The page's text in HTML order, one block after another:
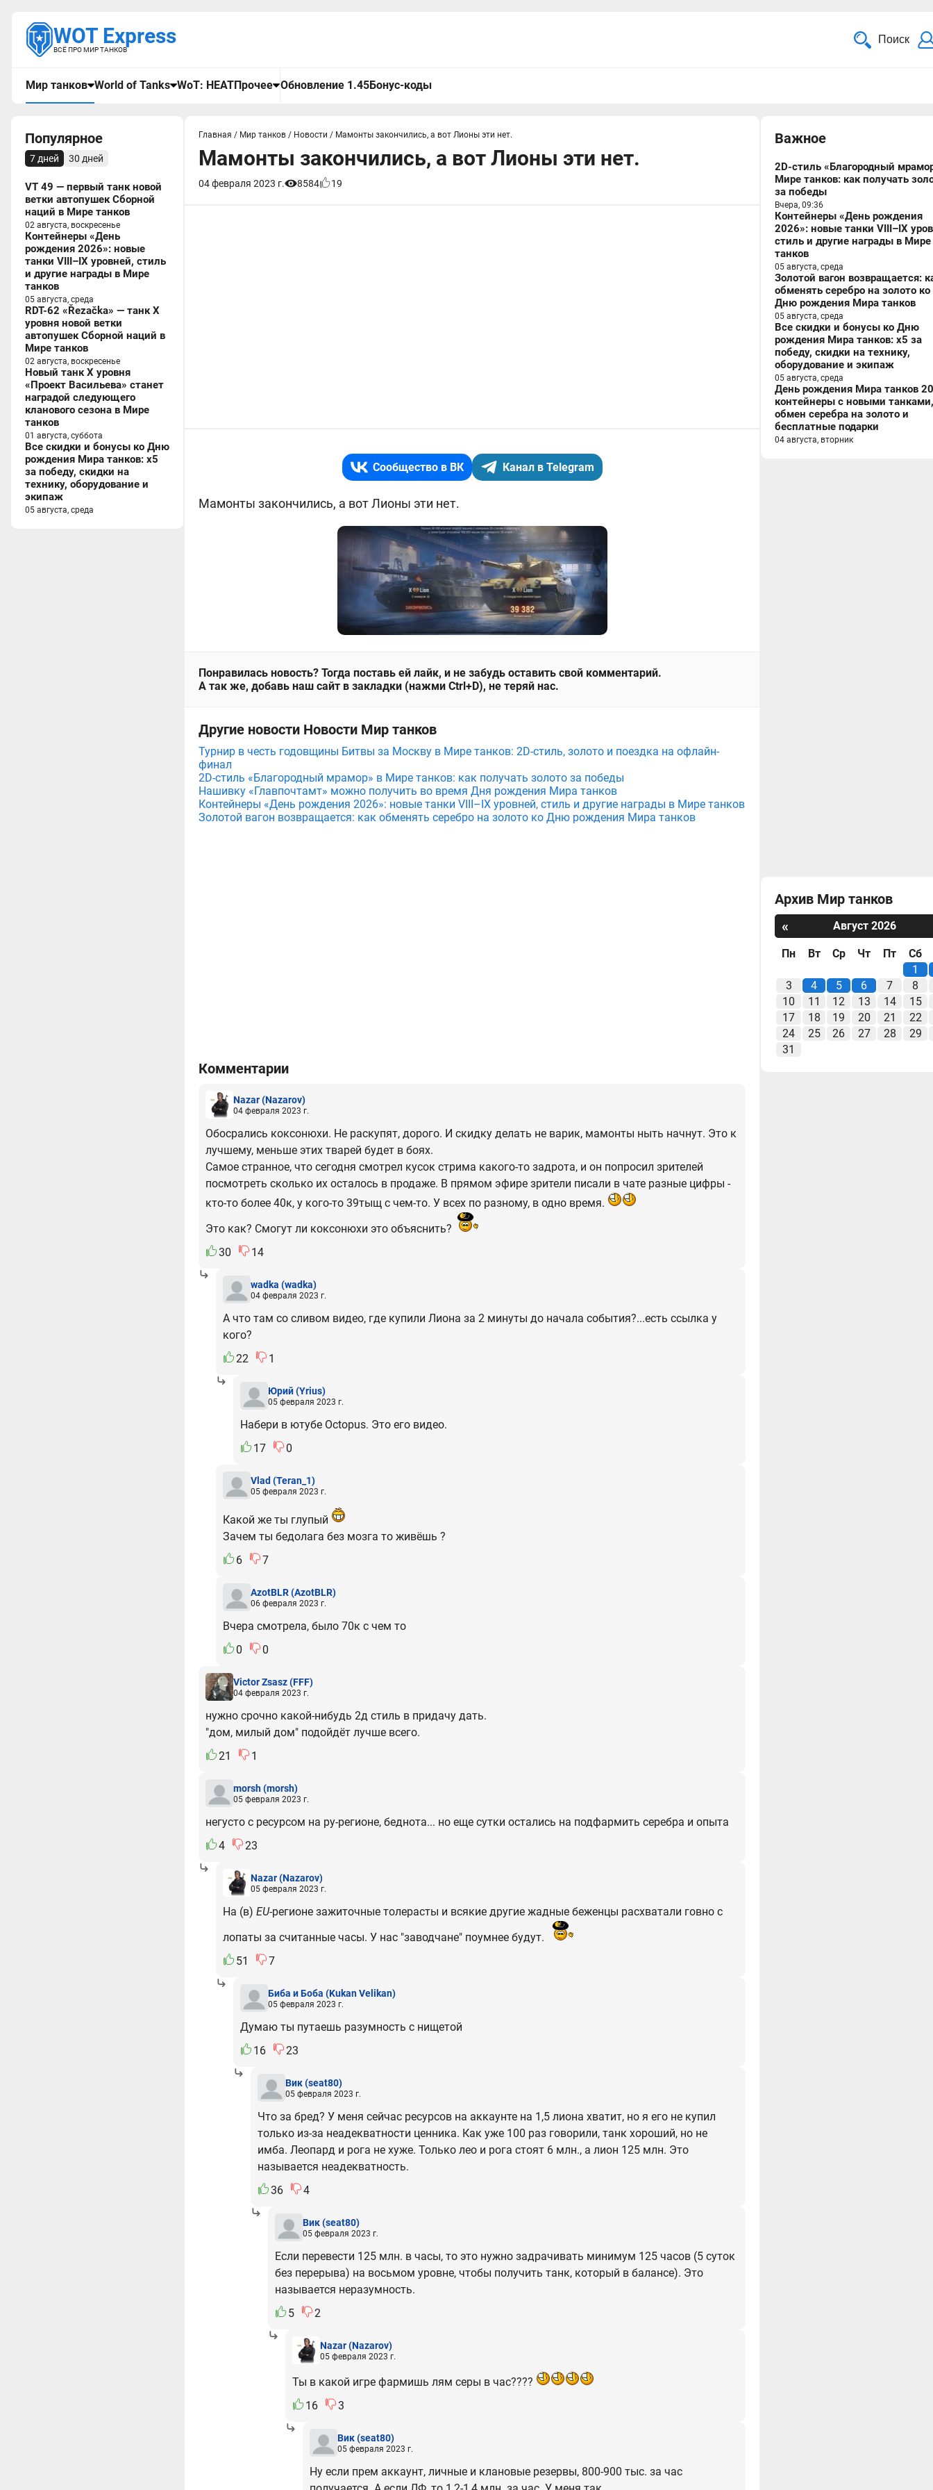
WOT Express
ВСЁ ПРО МИР ТАНКОВ
Поиск
Мир танков World of Tanks WoT: HEATПрочее Обновление 1.45Бонус-коды
Популярное
7 дней 30 дней
VT 49 — первый танк новой
ветки автопушек Сборной
наций в Мире танков
02 августа, воскресенье
Контейнеры «День
рождения 2026»: новые
танки VIII–IX уровней, стиль
и другие награды в Мире
танков
05 августа, среда
RDT-62 «Řezačka» — танк X
уровня новой ветки
автопушек Сборной наций в
Мире танков
02 августа, воскресенье
Новый танк X уровня
«Проект Васильева» станет
наградой следующего
кланового сезона в Мире
танков
01 августа, суббота
Все скидки и бонусы ко Дню
рождения Мира танков: x5
за победу, скидки на
технику, оборудование и
экипаж
05 августа, среда
Главная / Мир танков / Новости / Мамонты закончились, а вот Лионы эти нет.
Мамонты закончились, а вот Лионы эти нет.
04 февраля 2023 г. 8584 19
Сообщество в ВК Канал в Telegram
Мамонты закончились, а вот Лионы эти нет.
Понравилась новость? Тогда поставь ей лайк, и не забудь оставить свой комментарий.
А так же, добавь наш сайт в закладки (нажми Ctrl+D), не теряй нас.
Другие новости Новости Мир танков
Турнир в честь годовщины Битвы за Москву в Мире танков: 2D-стиль, золото и поездка на офлайн-
финал
2D-стиль «Благородный мрамор» в Мире танков: как получать золото за победы
Нашивку «Главпочтамт» можно получить во время Дня рождения Мира танков
Контейнеры «День рождения 2026»: новые танки VIII–IX уровней, стиль и другие награды в Мире танков
Золотой вагон возвращается: как обменять серебро на золото ко Дню рождения Мира танков
Комментарии
Nazar(Nazarov)
04 февраля 2023 г.
Обосрались коксонюхи. Не раскупят, дорого. И скидку делать не варик, мамонты ныть начнут. Это к
лучшему, меньше этих тварей будет в боях.
Самое странное, что сегодня смотрел кусок стрима какого-то задрота, и он попросил зрителей
посмотреть сколько их осталось в продаже. В прямом эфире зрители писали в чате разные цифры -
кто-то более 40к, у кого-то 39тыщ с чем-то. У всех по разному, в одно время.
Это как? Смогут ли коксонюхи это объяснить?
30
14
wadka (wadka)
04 февраля 2023 г.
А что там со сливом видео, где купили Лиона за 2 минуты до начала события?...есть ссылка у
кого?
22
1
Юрий(Yrius)
05 февраля 2023 г.
Набери в ютубе Octopus. Это его видео.
17
0
Vlad (Teran_1)
05 февраля 2023 г.
Какой же ты глупый
Зачем ты бедолага без мозга то живёшь ?
6
7
AzotBLR(AzotBLR)
06 февраля 2023 г.
Вчера смотрела, было 70к с чем то
0
0
Victor Zsasz(FFF)
04 февраля 2023 г.
нужно срочно какой-нибудь 2д стиль в придачу дать.
"дом, милый дом" подойдёт лучше всего.
21
1
morsh(morsh)
05 февраля 2023 г.
негусто с ресурсом на ру-регионе, беднота... но еще сутки остались на подфармить серебра и опыта
4
23
Nazar(Nazarov)
05 февраля 2023 г.
На (в) EU-регионе зажиточные толерасты и всякие другие жадные беженцы расхватали говно с
лопаты за считанные часы. У нас "заводчане" поумнее будут.
51
7
Биба и Боба (Kukan Velikan)
05 февраля 2023 г.
Думаю ты путаешь разумность с нищетой
16
23
Вик(seat80)
05 февраля 2023 г.
Что за бред? У меня сейчас ресурсов на аккаунте на 1,5 лиона хватит, но я его не купил
только из-за неадекватности ценника. Как уже 100 раз говорили, танк хороший, но не
имба. Леопард и рога не хуже. Только лео и рога стоят 6 млн., а лион 125 млн. Это
называется неадекватность.
36
4
Вик(seat80)
05 февраля 2023 г.
Если перевести 125 млн. в часы, то это нужно задрачивать минимум 125 часов (5 суток
без перерыва) на восьмом уровне, чтобы получить танк, который в балансе). Это
называется неразумность.
5
2
Nazar(Nazarov)
05 февраля 2023 г.
Ты в какой игре фармишь лям серы в час????
16
3
Вик(seat80)
05 февраля 2023 г.
Ну если прем аккаунт, личные и клановые резервы, 800-900 тыс. за час
Важное
2D-стиль «Благородный
Мире танков: как получать
за победы
Вчера, 09:36
Контейнеры «День рождения
2026»: новые танки VIII–IX
стиль и другие награды в Мире
танков
05 августа, среда
Золотой вагон возвращается:
обменять серебро на золото ко
Дню рождения Мира танков
05 августа, среда
Все скидки и бонусы ко Дню
рождения Мира танков: x5 за
победу, скидки на технику,
оборудование и экипаж
05 августа, среда
День рождения Мира танков
контейнеры с новыми танками,
обмен серебра на золото и
бесплатные подарки
04 августа, вторник
Архив Мир танков
«
Август 2026
Пн Вт Ср Чт Пт
Сб
1
3
4 5 6 7
8
10
11 12 13 14
15
17
18 19 20 21
22
24
25 26 27 28
29
31